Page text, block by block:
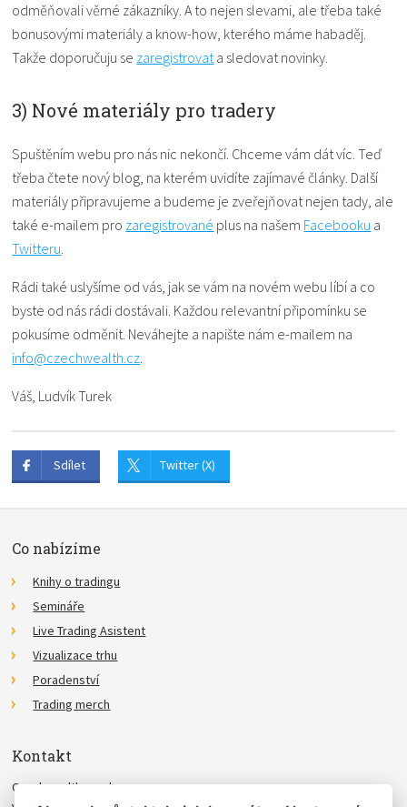
odměňovali věrné zákazníky. A to nejen slevami, ale třeba také
bonusovými materiály a know-how, kterého máme habaděj.
Takže doporučuju se zaregistrovata sledovat novinky.
3) Nové materiály pro tradery
Spuštěním webu pro nás nic nekončí. Chceme vám dát víc. Teď
třeba čtete nový blog, na kterém uvidíte zajímavé články. Další
materiály připravujeme a budeme je zveřejňovat nejen tady, ale
také e-mailem pro zaregistrované plus na našem Facebooku a
Twitteru.
Rádi také uslyšíme od vás, jak se vám na novém webu líbí a co
byste od nás rádi dostávali. Každou relevantní připomínku se
pokusíme odměnit. Neváhejte a napište nám e-mailem na
info@czechwealth.cz.
Váš, Ludvík Turek
Sdílet Twitter (X)
Co nabízíme
Knihy o tradingu
Semináře
Live Trading Asistent
Vizualizace trhu
Poradenství
Trading merch
Kontakt
Czechwealth, spol. s r.o.